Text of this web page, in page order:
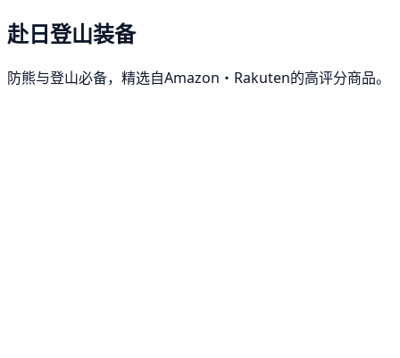
赴日登山装备
防熊与登山必备，精选自Amazon・Rakuten的高评分商品。